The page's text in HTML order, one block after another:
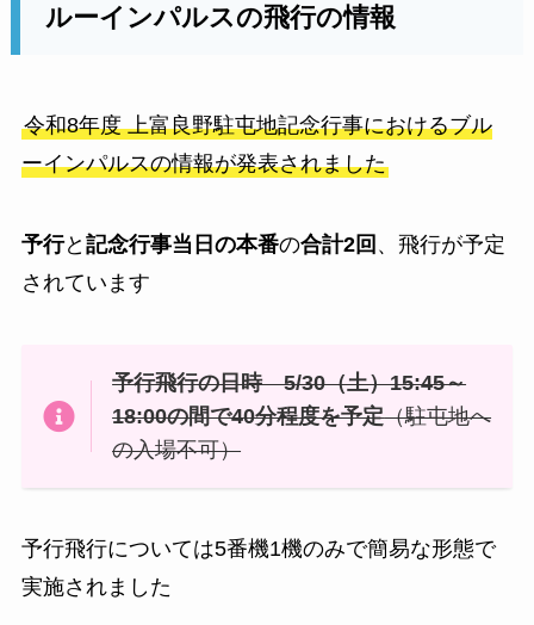
ルーインパルスの飛行の情報
令和8年度 上富良野駐屯地記念行事におけるブル
ーインパルスの情報が発表されました
予行と 記念行事当日の本番の合計2回 、飛行が予定
されています
予行飛行の日時 5/30（土）15:45～
18:00の間で40分程度を予定（駐屯地へ
の入場不可）
予行飛行については5番機1機のみで簡易な形態で
実施されました